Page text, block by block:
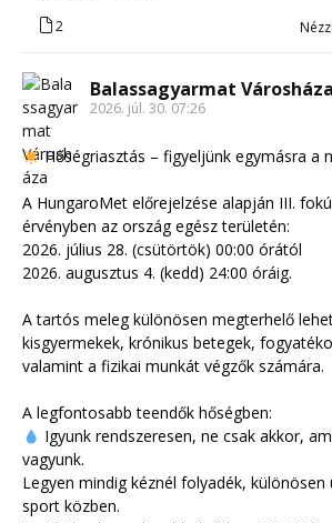
2
Balassagyarmat Városháza
2026. júl. 30. 07:26
Hőségriasztás – figyeljünk egymásra a
A HungaroMet előrejelzése alapján III.
érvényben az ország egész területén:
2026. július 28. (csütörtök) 00:00 órától
2026. augusztus 4. (kedd) 24:00 óráig.
A tartós meleg különösen megterhelő
kisgyermekek, krónikus betegek,
valamint a fizikai munkát végzők számára.
A legfontosabb teendők hőségben:
Igyunk rendszeresen, ne csak akkor,
vagyunk.
Legyen mindig kéznél folyadék,
sport közben.